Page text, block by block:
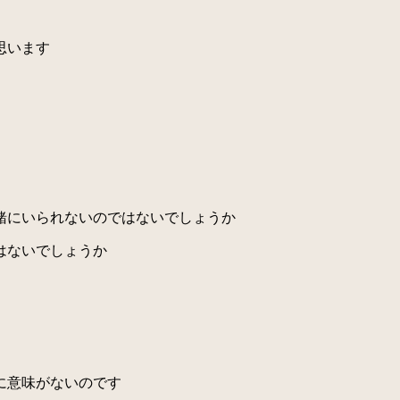
います
いられないのではないでしょうか
ないでしょうか
意味がないのです